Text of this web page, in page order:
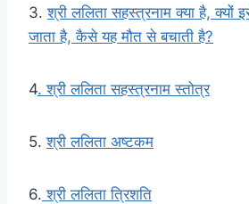
3.श्री ललिता सहस्त्रनाम क्या है, क्यों
जाता है, कैसे यह मौत से बचाती है?
4. श्री ललिता सहस्त्रनाम स्तोत्र
5.श्री ललिता अष्टकम
6. श्री ललिता त्रिशति